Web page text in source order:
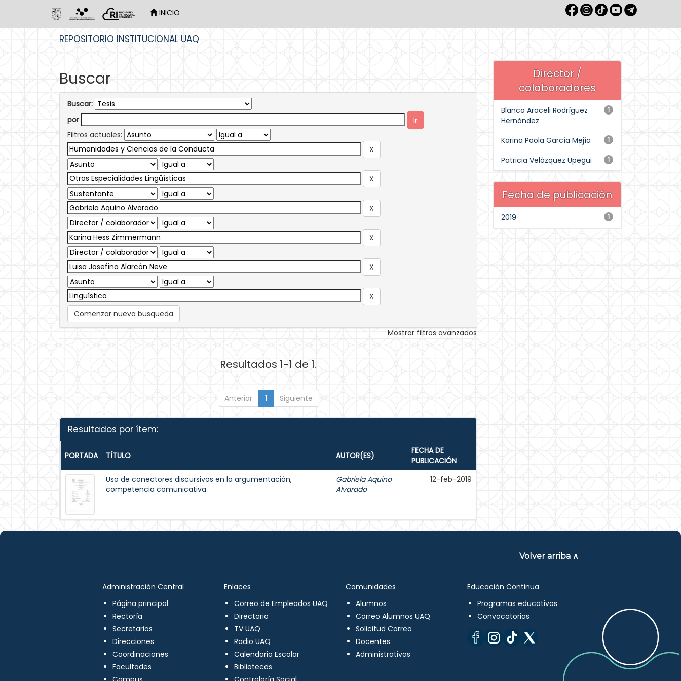
INICIO
REPOSITORIO INSTITUCIONAL UAQ
Buscar
Buscar:
por
Filtros actuales:
Comenzar nueva busqueda
Mostrar filtros avanzados
Resultados 1-1 de 1.
Anterior 1 Siguiente
Resultados por ítem:
PORTADA TÍTULO AUTOR(ES)
FECHA DE
PUBLICACIÓN
Uso de conectores discursivos en la argumentación,
competencia comunicativa
Gabriela Aquino
Alvarado
12-feb-2019
Director /
colaboradores
1
Blanca Araceli Rodríguez
Hernández
1
Karina Paola García Mejía
1
Patricia Velázquez Upegui
Fecha de publicación
1
2019
Volver arriba ∧
Administración Central
Página principal
Rectoría
Secretarios
Direcciones
Coordinaciones
Facultades
Enlaces
Correo de Empleados UAQ
Directorio
TV UAQ
Radio UAQ
Calendario Escolar
Bibliotecas
Comunidades
Alumnos
Correo Alumnos UAQ
Solicitud Correo
Docentes
Administrativos
Educación Continua
Programas educativos
Convocatorias